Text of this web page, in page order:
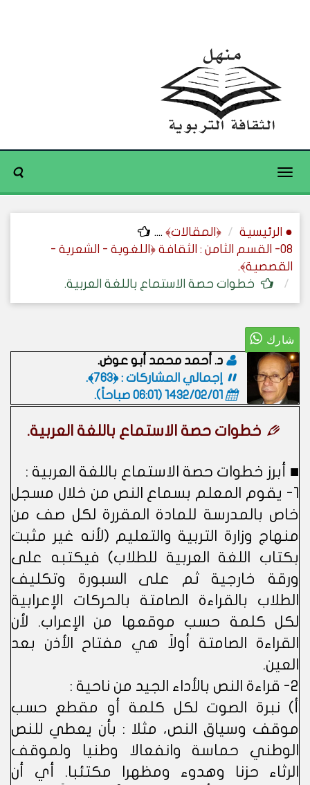
Toggle
● الرئيسية ﴿المقالات﴾ ....
08- القسم الثامن : الثقافة ﴿اللغوية - الشعرية -
القصصية﴾.
خطوات حصة الاستماع باللغة العربية.
د. أحمد محمد أبو عوض.
إجمالي المشاركات : ﴿763﴾.
1432/02/01 (06:01 صباحاً)
.
خطوات حصة الاستماع باللغة العربية.
■ أبرز خطوات حصة الاستماع باللغة العربية :
1- يقوم المعلم بسماع النص من خلال مسجل
خاص بالمدرسة للمادة المقررة لكل صف من
منهاج وزارة التربية والتعليم (لأنه غير مثبت
بكتاب اللغة العربية للطلاب) فيكتبه على
ورقة خارجية ثم على السبورة وتكليف
الطلاب بالقراءة الصامتة بالحركات الإعرابية
لكل كلمة حسب موقعها من الإعراب. لأن
القراءة الصامتة أولاً هي مفتاح الأذن بعد
العين.
2- قراءة النص بالأداء الجيد من ناحية :
أ) نبرة الصوت لكل كلمة أو مقطع حسب
موقف وسياق النص، مثلا : بأن يعطي للنص
الوطني حماسة وانفعالا وطنيا ولموقف
الرثاء حزنا وهدوء ومظهرا مكتئبا. أي أن